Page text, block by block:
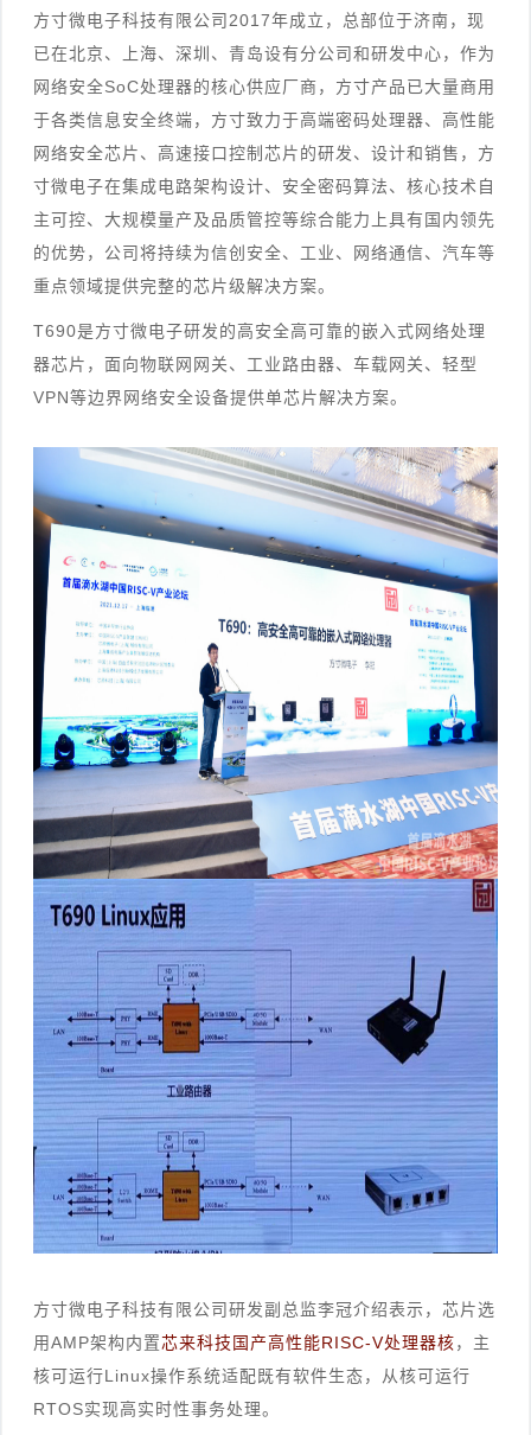
方寸微电子科技有限公司2017年成立，总部位于济南，现
已在北京、上海、深圳、青岛设有分公司和研发中心，作为
网络安全SoC处理器的核心供应厂商，方寸产品已大量商用
于各类信息安全终端，方寸致力于高端密码处理器、高性能
网络安全芯片、高速接口控制芯片的研发、设计和销售，方
寸微电子在集成电路架构设计、安全密码算法、核心技术自
主可控、大规模量产及品质管控等综合能力上具有国内领先
的优势，公司将持续为信创安全、工业、网络通信、汽车等
重点领域提供完整的芯片级解决方案。
T690是方寸微电子研发的高安全高可靠的嵌入式网络处理
器芯片，面向物联网网关、工业路由器、车载网关、轻型
VPN等边界网络安全设备提供单芯片解决方案。
方寸微电子科技有限公司研发副总监李冠介绍表示，芯片选
用AMP架构内置芯来科技国产高性能RISC-V处理器核，主
核可运行Linux操作系统适配既有软件生态，从核可运行
RTOS实现高实时性事务处理。